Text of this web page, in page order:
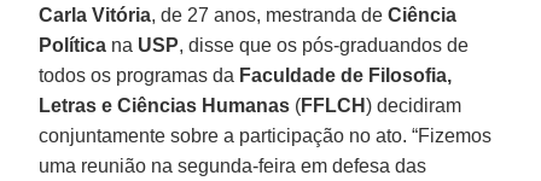
Carla Vitória, de 27 anos, mestranda de Ciência
Política na USP, disse que os pós-graduandos de
todos os programas da Faculdade de Filosofia,
Letras e Ciências Humanas (FFLCH) decidiram
conjuntamente sobre a participação no ato. “Fizemos
uma reunião na segunda-feira em defesa das